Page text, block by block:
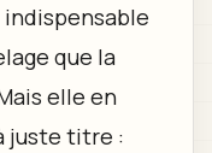
indispensable
que la
elle en
juste titre :